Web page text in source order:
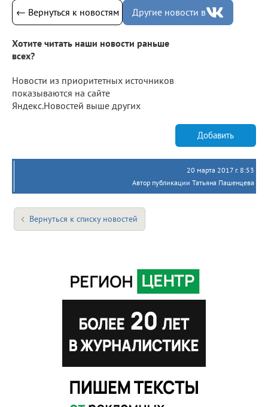
← Вернуться к новостям Другие новости в
Хотите читать наши новости раньше
всех?
Новости из приоритетных источников
показываются на сайте
Яндекс.Новостей выше других
Добавить
20 марта 2017 г. 8:53
Автор публикации Татьяна Пашенцева
Вернуться к списку новостей